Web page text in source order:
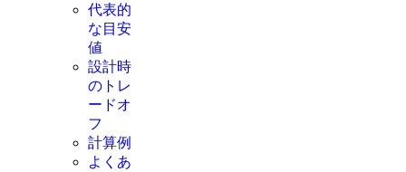
代表的
な目安
値
設計時
のトレ
ードオ
フ
計算例
よくあ